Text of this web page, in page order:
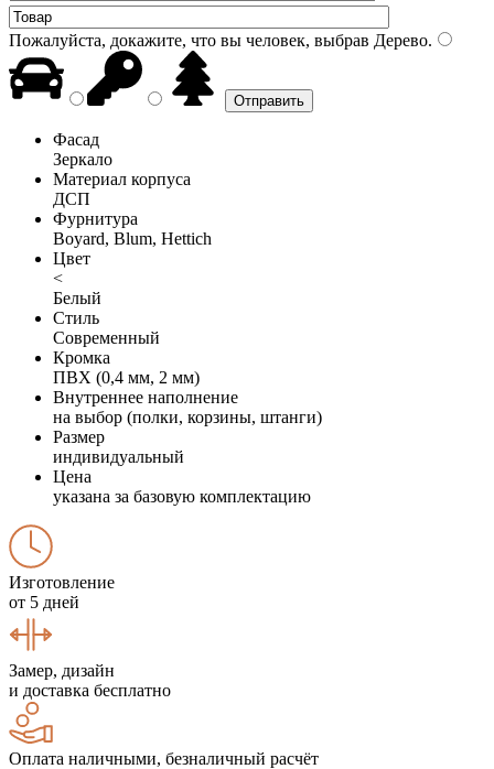
Пожалуйста, докажите, что вы человек, выбрав Дерево.
Фасад
Зеркало
Материал корпуса
ДСП
Фурнитура
Boyard, Blum, Hettich
Цвет
<
Белый
Стиль
Современный
Кромка
ПВХ (0,4 мм, 2 мм)
Внутреннее наполнение
на выбор (полки, корзины, штанги)
Размер
индивидуальный
Цена
указана за базовую комплектацию
Изготовление
от 5 дней
Замер, дизайн
и доставка бесплатно
Оплата наличными, безналичный расчёт